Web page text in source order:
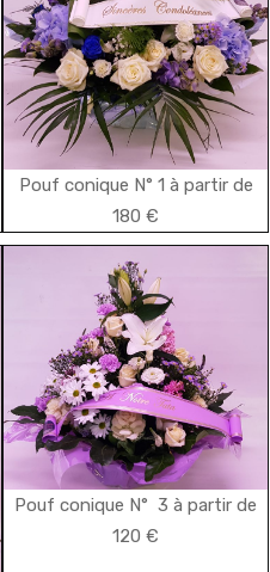
Pouf conique N° 1 à partir de
180 €
Pouf conique N° 3 à partir de
120 €